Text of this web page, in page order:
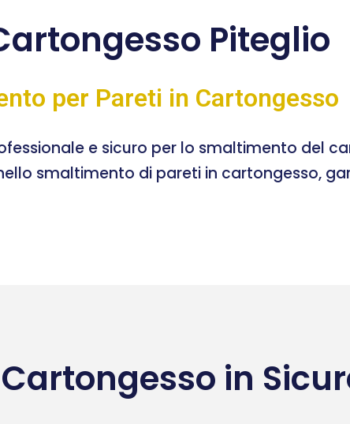
Piteglio
per Pareti in Cartongesso
e sicuro per lo smaltimento del
smaltimento di pareti in cartongesso,
in